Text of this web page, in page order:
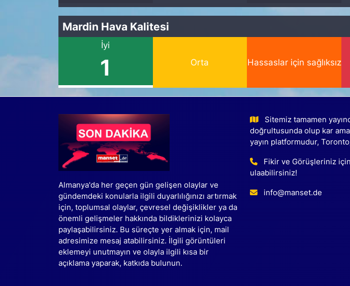
Mardin Hava Kalitesi
İyi
1 Orta Hassaslar için sağlıksız
Almanya'da her geçen gün gelişen olaylar ve
gündemdeki konularla ilgili duyarlılığınızı artırmak
için, toplumsal olaylar, çevresel değişiklikler ya da
önemli gelişmeler hakkında bildiklerinizi kolayca
paylaşabilirsiniz. Bu süreçte yer almak için, mail
adresimize mesaj atabilirsiniz. İlgili görüntüleri
eklemeyi unutmayın ve olayla ilgili kısa bir
açıklama yaparak, katkıda bulunun.
Sitemiz tamamen
doğrultusunda olup kar
yayın platformudur,
Fikir ve Görüşleriniz
ulaabilirsiniz!
info@manset.de